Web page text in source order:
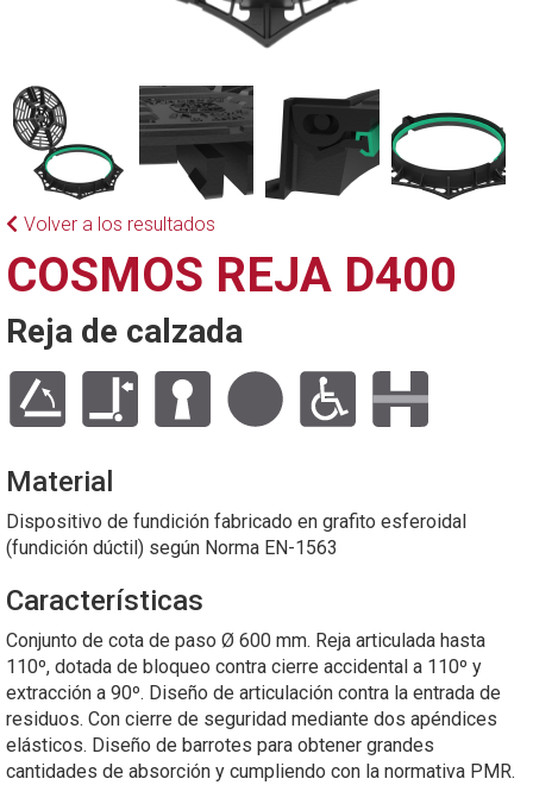
Volver a los resultados
COSMOS REJA D400
Reja de calzada
Material
Dispositivo de fundición fabricado en grafito esferoidal
(fundición dúctil) según Norma EN-1563
Características
Conjunto de cota de paso Ø 600 mm. Reja articulada hasta
110º, dotada de bloqueo contra cierre accidental a 110º y
extracción a 90º. Diseño de articulación contra la entrada de
residuos. Con cierre de seguridad mediante dos apéndices
elásticos. Diseño de barrotes para obtener grandes
cantidades de absorción y cumpliendo con la normativa PMR.